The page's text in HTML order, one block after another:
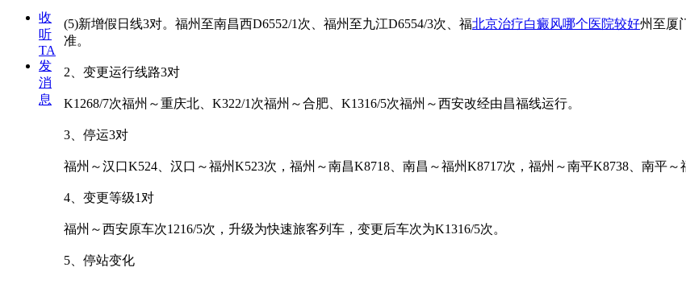
收
听
TA
发
消
息
(5)新增假日线3对。福州至南昌西D6552/1次、福州至九江D6554/3次、福北京治疗白癜风哪个医院较好州至厦
准。
2、变更运行线路3对
K1268/7次福州～重庆北、K322/1次福州～合肥、K1316/5次福州～西安改经由昌福线运行。
3、停运3对
福州～汉口K524、汉口～福州K523次，福州～南昌K8718、南昌～福州K8717次，福州～南平K8738、南平～
4、变更等级1对
福州～西安原车次1216/5次，升级为快速旅客列车，变更后车次为K1316/5次。
5、停站变化